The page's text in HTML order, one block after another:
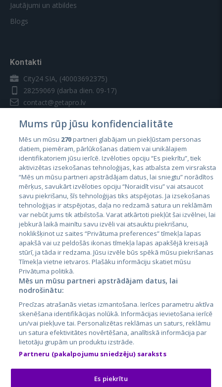
Jautājumi un atbildes
Blogs
Kontakti
City24 SIA, (40003692375)
28259069 (darba dien. 09-17)
contact@getapro.lv
Valstis
Igaunija
Latvija
Lietuva
City24.lv
City24.ee
GetaPro.lv
GetaPro.ee
Skelbiu.lt
Autoplius.lt
Aruodas.lt
CVbankas.lt
Kainos.lt
Paslaugos.lt
auto24.ee
Osta.ee
KuldneBörs.ee
Mums rūp jūsu konfidencialitāte
Mēs un mūsu 270partneri glabājam un piekļūstam personas
datiem, piemēram, pārlūkošanas datiem vai unikālajiem
identifikatoriem jūsu ierīcē. Izvēloties opciju “Es piekrītu”, tiek
aktivizētas izsekošanas tehnoloģijas, kas atbalsta zem virsraksta
“Mēs un mūsu partneri apstrādājam datus, lai sniegtu” norādītos
mērķus, savukārt izvēloties opciju “Noraidīt visu” vai atsaucot
savu piekrišanu, šīs tehnoloģijas tiks atspējotas. Ja izsekošanas
tehnoloģijas ir atspējotas, daļa no redzamā satura un reklāmām
var nebūt jums tik atbilstoša. Varat atkārtoti piekļūt šai izvēlnei, lai
jebkurā laikā mainītu savu izvēli vai atsauktu piekrišanu,
noklikšķinot uz saites “Privātuma preferences” tīmekļa lapas
apakšā vai uz peldošās ikonas tīmekļa lapas apakšējā kreisajā
stūrī, ja tāda ir redzama. Jūsu izvēle būs spēkā mūsu piekrišanas
Tīmekļa vietne ietvaros. Plašāku informāciju skatiet mūsu
Privātuma politikā.
Mēs un mūsu partneri apstrādājam datus, lai
nodrošinātu:
Precīzas atrašanās vietas izmantošana. Ierīces parametru aktīva
skenēšana identifikācijas nolūkā. Informācijas ievietošana ierīcē
un/vai piekļuve tai. Personalizētas reklāmas un saturs, reklāmu
un satura efektivitātes novērtēšana, analītiskā informācija par
lietotāju grupām un produktu izstrāde.
Partneru (pakalpojumu sniedzēju) saraksts
Es piekrītu